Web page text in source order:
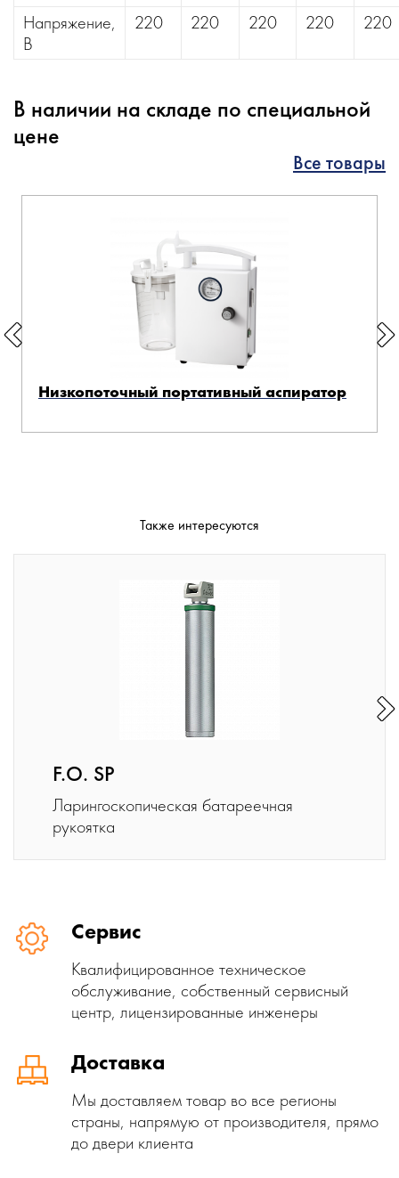
Напряжение,
В
220 220 220 220 220
В наличии на складе по специальной
цене
Все товары
Низкопоточный портативный аспиратор
Также интересуются
F.O. SP
Ларингоскопическая батареечная
рукоятка
Сервис
Квалифицированное техническое
обслуживание, собственный сервисный
центр, лицензированные инженеры
Доставка
Мы доставляем товар во все регионы
страны, напрямую от производителя, прямо
до двери клиента